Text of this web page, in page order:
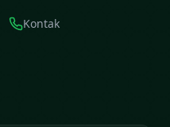
Kontak